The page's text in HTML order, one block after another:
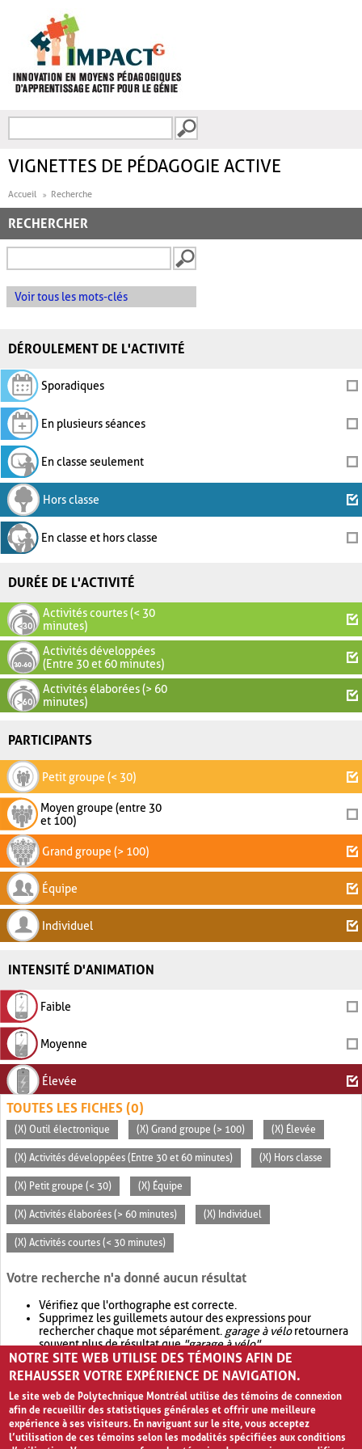
FORMULAIRE DE
VIGNETTES DE PÉDAGOGIE ACTIVE
Accueil Recherche
RECHERCHER
Voir tous les mots-clés
DÉROULEMENT DE L'ACTIVITÉ
Sporadiques
En plusieurs séances
En classe seulement
Hors classe
En classe et hors classe
DURÉE DE L'ACTIVITÉ
Activités courtes (< 30
minutes)
Activités développées
(Entre 30 et 60 minutes)
Activités élaborées (> 60
minutes)
PARTICIPANTS
Petit groupe (< 30)
Moyen groupe (entre 30
et 100)
Grand groupe (> 100)
Équipe
Individuel
INTENSITÉ D'ANIMATION
Faible
Moyenne
Élevée
TOUTES LES FICHES (0)
(X) Outil électronique (X) Grand groupe (> 100) (X) Élevée
(X) Activités développées (Entre 30 et 60 minutes) (X) Hors classe
(X) Petit groupe (< 30) (X) Équipe
(X) Activités élaborées (> 60 minutes) (X) Individuel
(X) Activités courtes (< 30 minutes)
Votre recherche n'a donné aucun résultat
Vérifiez que l'orthographe est correcte.
Supprimez les guillemets autour des expressions pour
rechercher chaque mot séparément. garage à véloretournera
souvent plus de résultat que"garage à vélo".
Envisagez d'élargir votre recherche avec OR.garage OR vélo
retournera souvent plus de résultat quegarage à vélo
NOTRE SITE WEB UTILISE DES TÉMOINS AFIN DE
REHAUSSER VOTRE EXPÉRIENCE DE NAVIGATION.
Le site web de Polytechnique Montréal utilise des témoins de connexion
afin de recueillir des statistiques générales et offrir une meilleure
expérience à ses visiteurs. En naviguant sur le site, vous acceptez
l’utilisation de ces témoins selon les modalités spécifiées aux conditions